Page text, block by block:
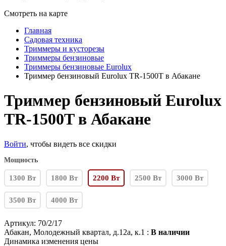
Смотреть на карте
Главная
Садовая техника
Триммеры и кусторезы
Триммеры бензиновые
Триммеры бензиновые Eurolux
Триммер бензиновый Eurolux TR-1500T в Абакане
Триммер бензиновый Eurolux
TR-1500T в Абакане
Войти, чтобы видеть все скидки
Мощность
1300 Вт 1800 Вт 2200 Вт 2500 Вт 3000 Вт
3500 Вт 4000 Вт
Артикул: 70/2/17
Абакан, Молодежный квартал, д.12а, к.1 : В наличии
Динамика изменения цены